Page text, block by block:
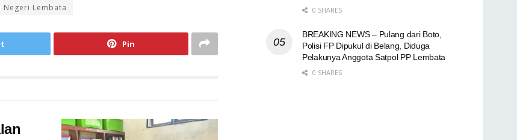
Negeri Lembata
Pin
0 SHARES
BREAKING NEWS – Pulang dari Boto,
Polisi FP Dipukul di Belang, Diduga
Pelakunya Anggota Satpol PP Lembata
0 SHARES